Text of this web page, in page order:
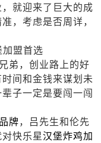
就迎来了巨大的成
，考虑是否周详，
弟，创业路上的好
间和金钱来谋划未
子一定是要闯一闯
牌，吕先生和伦先
快乐星汉堡炸鸡加